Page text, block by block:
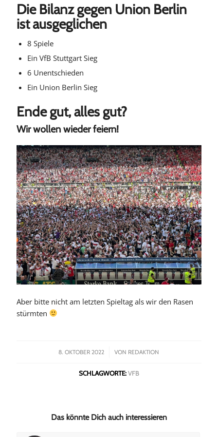
Die Bilanz gegen Union Berlin
ist ausgeglichen
8 Spiele
Ein VfB Stuttgart Sieg
6 Unentschieden
Ein Union Berlin Sieg
Ende gut, alles gut?
Wir wollen wieder feiern!
Aber bitte nicht am letzten Spieltag als wir den Rasen
stürmten
8. OKTOBER 2022
/ VON REDAKTION
SCHLAGWORTE:VFB
Das könnte Dich auch interessieren